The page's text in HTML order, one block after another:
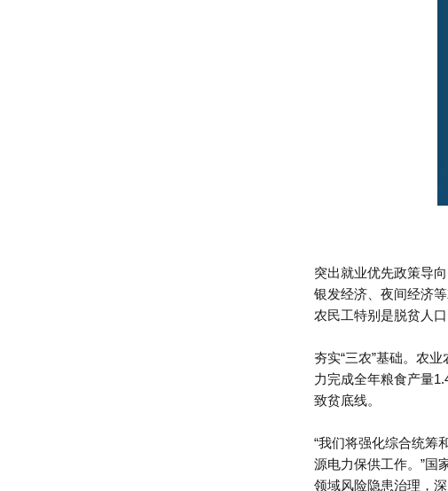
突出就业优先政策导
银发经济、夜间经济
农民工特别是脱贫人
夯实“三农”基础。农
力完成全年粮食产量
致贫底线。
“我们将强化综合统筹
源电力保供工作。”国
领域风险隐患治理，